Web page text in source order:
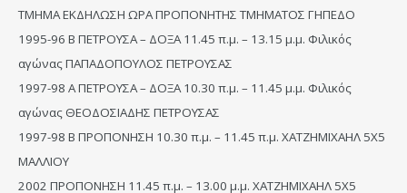
ΤΜΗΜΑ ΕΚΔΗΛΩΣΗ ΩΡΑ ΠΡΟΠΟΝΗΤΗΣ ΤΜΗΜΑΤΟΣ ΓΗΠΕΔΟ
1995-96 Β ΠΕΤΡΟΥΣΑ – ΔΟΞΑ 11.45 π.μ. – 13.15 μ.μ. Φιλικός
αγώνας ΠΑΠΑΔΟΠΟΥΛΟΣ ΠΕΤΡΟΥΣΑΣ
1997-98 Α ΠΕΤΡΟΥΣΑ – ΔΟΞΑ 10.30 π.μ. – 11.45 μ.μ. Φιλικός
αγώνας ΘΕΟΔΟΣΙΑΔΗΣ ΠΕΤΡΟΥΣΑΣ
1997-98 Β ΠΡΟΠΟΝΗΣΗ 10.30 π.μ. – 11.45 π.μ. ΧΑΤΖΗΜΙΧΑΗΛ 5Χ5
ΜΑΛΛΙΟΥ
2002 ΠΡΟΠΟΝΗΣΗ 11.45 π.μ. – 13.00 μ.μ. ΧΑΤΖΗΜΙΧΑΗΛ 5Χ5